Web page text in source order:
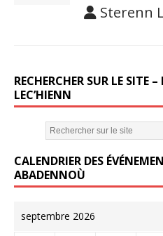
Sterenn
RECHERCHER SUR LE SITE
LEC’HIENN
CALENDRIER DES
ABADENNOÙ
septembre 2026